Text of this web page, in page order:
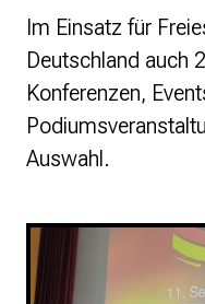
Im Einsatz für
Deutschland auch
Konferenzen,
Auswahl.